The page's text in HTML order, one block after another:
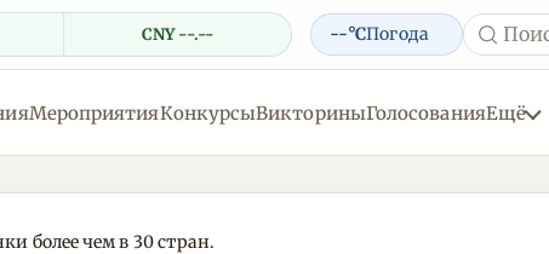
CNY --.-- --°CПогода
МероприятияКонкурсыВикториныГолосованияЕщё
более чем в 30 стран.